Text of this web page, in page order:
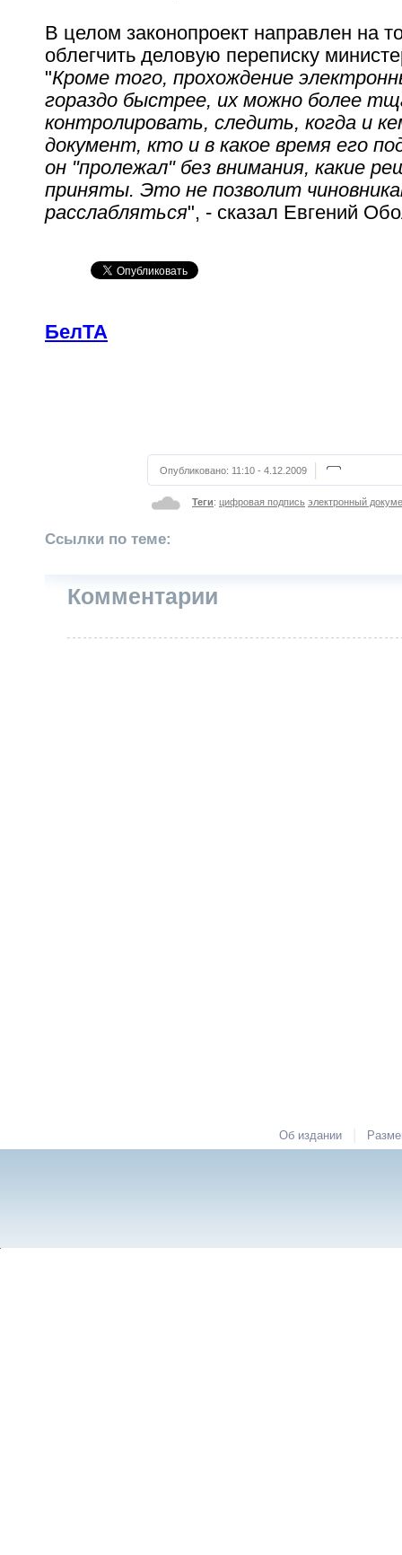
В целом законопроект направлен на
облегчить деловую переписку
"Кроме того, прохождение
гораздо быстрее, их можно более
контролировать, следить, когда и
документ, кто и в какое время его
он "пролежал" без внимания, какие
приняты. Это не позволит
расслабляться", - сказал Евгений
БелТА
Опубликовано: 11:10 - 4.12.2009
Теги: цифровая подпись электронный
Ссылки по теме:
Комментарии
Об издании |